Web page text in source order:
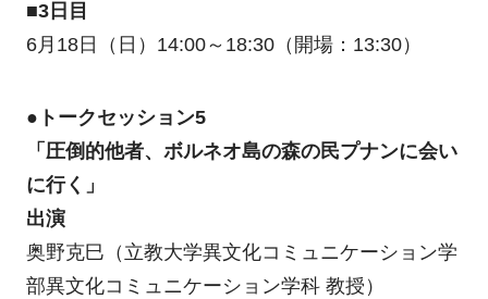
■3日目
6月18日（日）14:00～18:30（開場：13:30）
●トークセッション5
「圧倒的他者、ボルネオ島の森の民プナンに会い
に行く」
出演
奥野克巳（立教大学異文化コミュニケーション学
部異文化コミュニケーション学科 教授）